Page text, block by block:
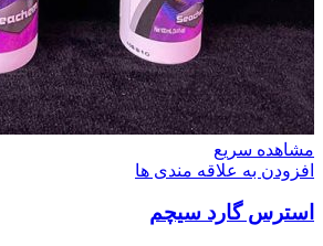
مشاهده سریع
افزودن به علاقه مندی ها
استرس گارد سیچم